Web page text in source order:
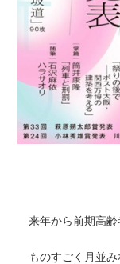
来年から前期高齢
ものすごく月並